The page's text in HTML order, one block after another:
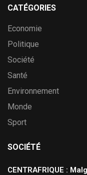
CATÉGORIES
Economie
Politique
Société
Santé
Environnement
Monde
Sport
SOCIÉTÉ
CENTRAFRIQUE :